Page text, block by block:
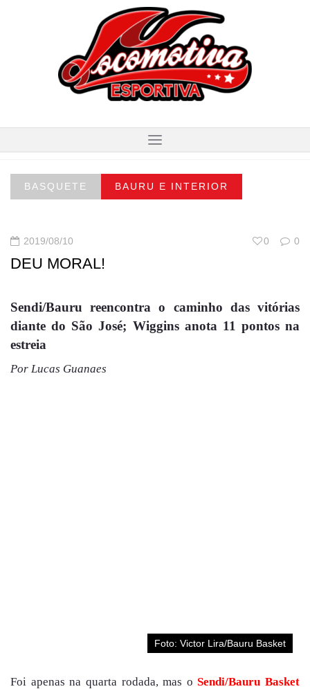
BASQUETE BAURU E INTERIOR
2019/08/10 0
0
DEU MORAL!
Sendi/Bauru reencontra o caminho das vitórias
diante do São José; Wiggins anota 11 pontos na
estreia
Por Lucas Guanaes
Foto: Victor Lira/Bauru Basket
Foi apenas na quarta rodada, mas oSendi/Bauru Basket